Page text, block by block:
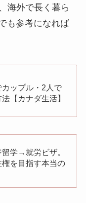
海外で長く暮ら
も参考になれば
ップル・2人で
【カナダ生活】
学→就労ビザ。
を目指す本当の